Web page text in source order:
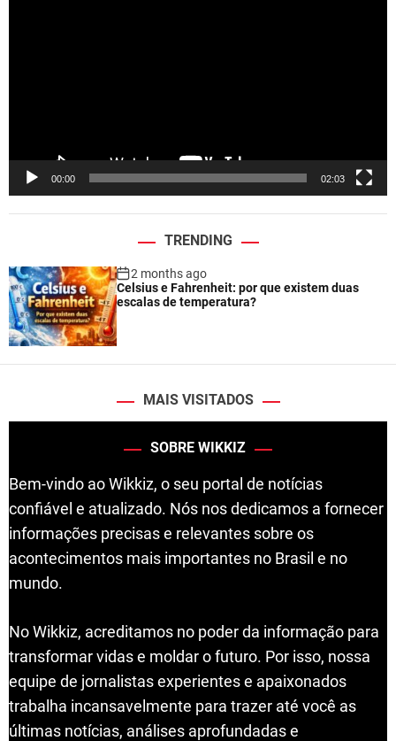
00:00 02:03
TRENDING
2 months ago
Celsius e Fahrenheit: por que existem duas
escalas de temperatura?
MAIS VISITADOS
SOBRE WIKKIZ
Bem-vindo ao Wikkiz, o seu portal de notícias
confiável e atualizado. Nós nos dedicamos a fornecer
informações precisas e relevantes sobre os
acontecimentos mais importantes no Brasil e no
mundo.
No Wikkiz, acreditamos no poder da informação para
transformar vidas e moldar o futuro. Por isso, nossa
equipe de jornalistas experientes e apaixonados
trabalha incansavelmente para trazer até você as
últimas notícias, análises aprofundadas e